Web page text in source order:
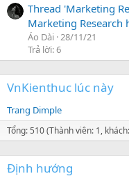
Thread 'Marketing
Marketing Research
Áo Dài 28/11/21
Trả lời: 6
VnKienthuc lúc này
Trang Dimple
Tổng: 510 (Thành viên: 1,
Định hướng